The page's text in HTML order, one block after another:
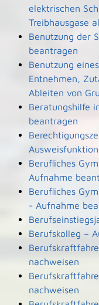
elektrischen
Treibhausgase
Benutzung der
beantragen
Benutzung
Entnehmen,
Ableiten von
Beratungshilfe
beantragen
Berufliches
Aufnahme
Berufliches
- Aufnahme
Berufskolleg –
nachweisen
nachweisen